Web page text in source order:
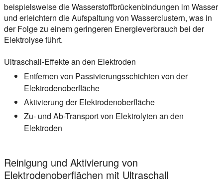
beispielsweise die Wasserstoffbrückenbindungen im Wasser
und erleichtern die Aufspaltung von Wasserclustern, was in
der Folge zu einem geringeren Energieverbrauch bei der
Elektrolyse führt.
Ultraschall-Effekte an den Elektroden
Entfernen von Passivierungsschichten von der
Elektrodenoberfläche
Aktivierung der Elektrodenoberfläche
Zu- und Ab-Transport von Elektrolyten an den
Elektroden
Reinigung und Aktivierung von
Elektrodenoberflächen mit Ultraschall